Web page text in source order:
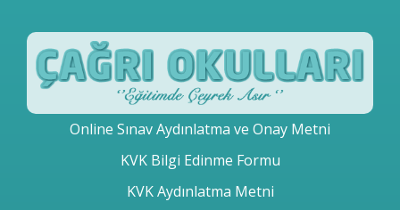
Online Sınav Aydınlatma ve Onay Metni
KVK Bilgi Edinme Formu
KVK Aydınlatma Metni